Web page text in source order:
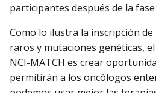
participantes después de la
Como lo ilustra la inscripción de
raros y mutaciones genéticas,
NCI-MATCH es crear
permitirán a los oncólogos